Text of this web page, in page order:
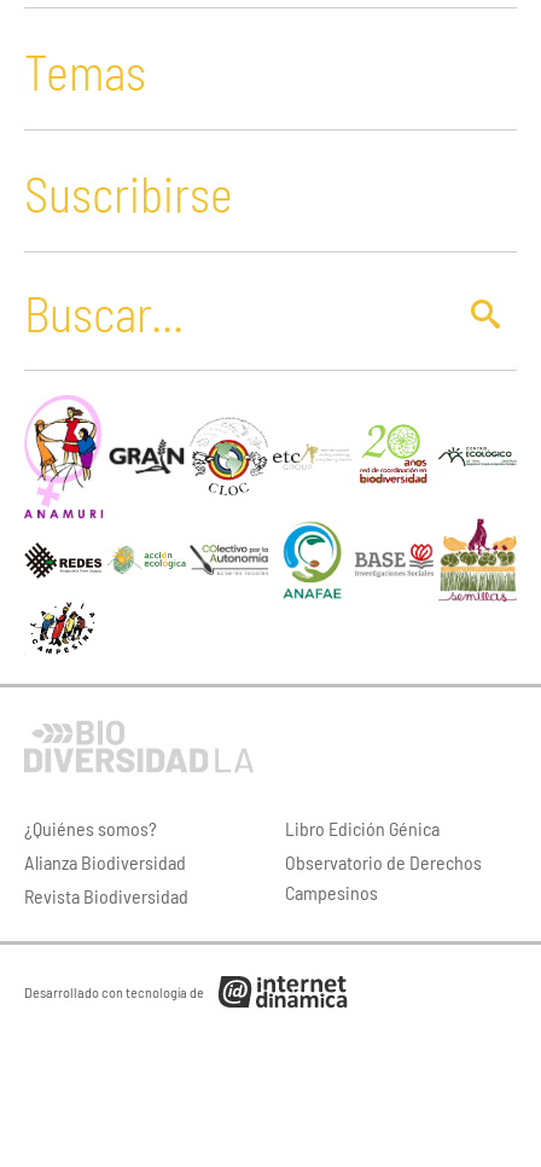
Temas
Suscribirse
¿Quiénes somos?
Alianza Biodiversidad
Revista Biodiversidad
Libro Edición Génica
Observatorio de Derechos
Campesinos